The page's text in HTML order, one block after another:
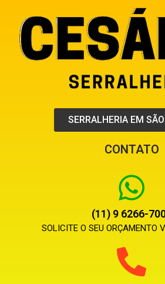
SERRALHERIA EM
CONTATO
(11) 9 6266-
SOLICITE O SEU ORÇAMENTO